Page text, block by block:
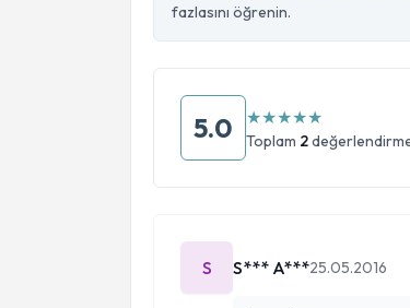
fazlasını öğrenin.
5.0 ★★★★★
Toplam 2
S S*** A***25.05.2016